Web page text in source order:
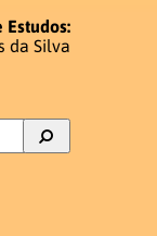
da Silva